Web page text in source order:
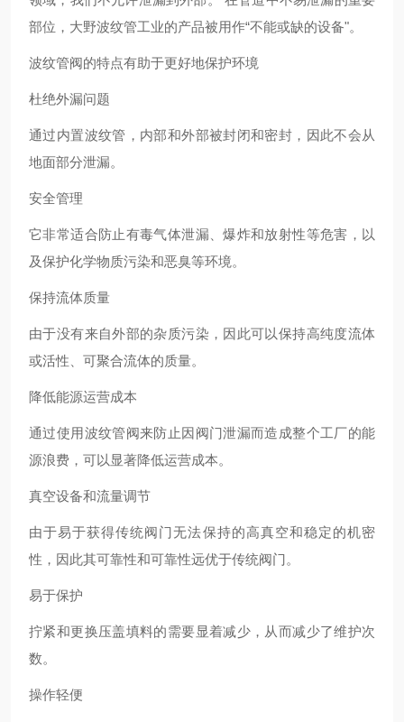
部位，大野波纹管工业的产品被用作“不能或缺的设备"。
波纹管阀的特点有助于更好地保护环境
杜绝外漏问题
通过内置波纹管，内部和外部被封闭和密封，因此不会从
地面部分泄漏。
安全管理
它非常适合防止有毒气体泄漏、爆炸和放射性等危害，以
及保护化学物质污染和恶臭等环境。
保持流体质量
由于没有来自外部的杂质污染，因此可以保持高纯度流体
或活性、可聚合流体的质量。
降低能源运营成本
通过使用波纹管阀来防止因阀门泄漏而造成整个工厂的能
源浪费，可以显著降低运营成本。
真空设备和流量调节
由于易于获得传统阀门无法保持的高真空和稳定的机密
性，因此其可靠性和可靠性远优于传统阀门。
易于保护
拧紧和更换压盖填料的需要显着减少，从而减少了维护次
数。
操作轻便